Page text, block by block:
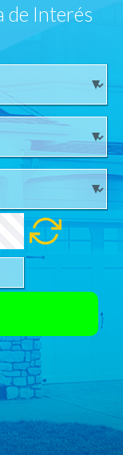
de Interés
su cotización